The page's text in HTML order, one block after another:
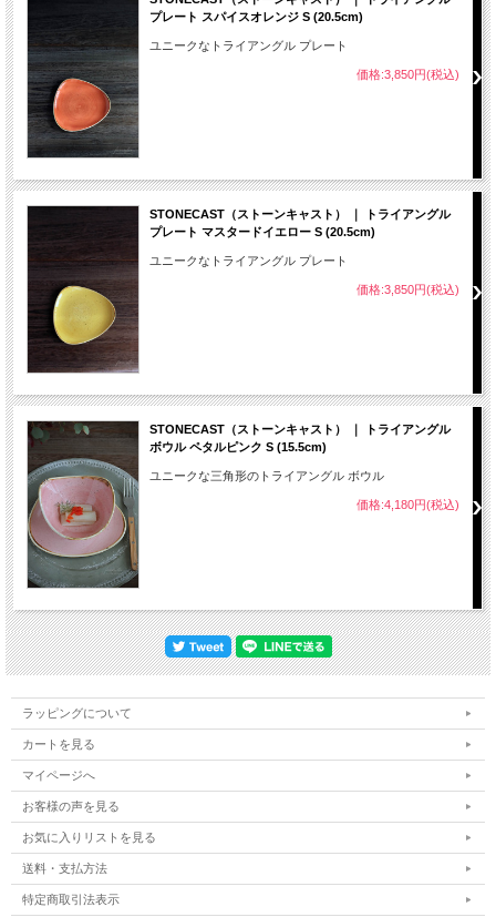
プレート スパイスオレンジ S (20.5cm)
ユニークなトライアングル プレート
価格:3,850円(税込)
STONECAST（ストーンキャスト） ｜ トライアングル
プレート マスタードイエロー S (20.5cm)
ユニークなトライアングル プレート
価格:3,850円(税込)
STONECAST（ストーンキャスト） ｜ トライアングル
ボウル ペタルピンク S (15.5cm)
ユニークな三角形のトライアングル ボウル
価格:4,180円(税込)
ラッピングについて
カートを見る
マイページへ
お客様の声を見る
お気に入りリストを見る
送料・支払方法
特定商取引法表示